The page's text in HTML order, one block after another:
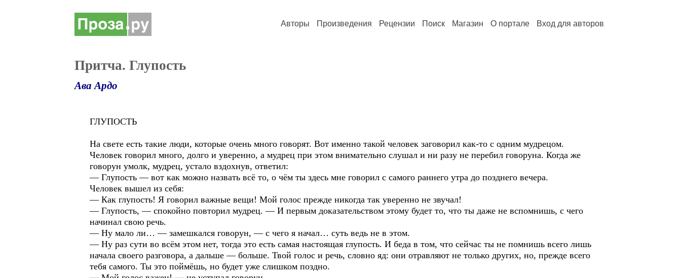
Авторы Произведения Рецензии Поиск Магазин О портале Вход для авторов
Притча. Глупость
Ава Ардо
ГЛУПОСТЬ
На свете есть такие люди, которые очень много говорят. Вот именно такой человек заговорил как-то с одним мудрецом.
Человек говорил много, долго и уверенно, а мудрец при этом внимательно слушал и ни разу не перебил говоруна. Когда же
говорун умолк, мудрец, устало вздохнув, ответил:
— Глупость — вот как можно назвать всё то, о чём ты здесь мне говорил с самого раннего утра до позднего вечера.
Человек вышел из себя:
— Как глупость! Я говорил важные вещи! Мой голос прежде никогда так уверенно не звучал!
— Глупость, — спокойно повторил мудрец. — И первым доказательством этому будет то, что ты даже не вспомнишь, с чего
начинал свою речь.
— Ну мало ли… — замешкался говорун, — с чего я начал… суть ведь не в этом.
— Ну раз сути во всём этом нет, тогда это есть самая настоящая глупость. И беда в том, что сейчас ты не помнишь всего лишь
начала своего разговора, а дальше — больше. Твой голос и речь, словно яд: они отравляют не только других, но, прежде всего
тебя самого. Ты это поймёшь, но будет уже слишком поздно.